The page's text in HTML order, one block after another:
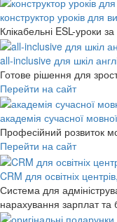
конструктор уроків для
Клікабельні ESL-уроки
all-inclusive для шкіл
Готове рішення для
Перейти на сайт
академія сучасної
Професійний розвиток
Перейти на сайт
CRM для освітніх
Система для
нарахування зарплат та